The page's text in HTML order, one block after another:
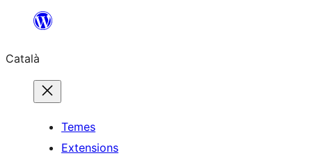
contingut
Català
Temes
Extensions